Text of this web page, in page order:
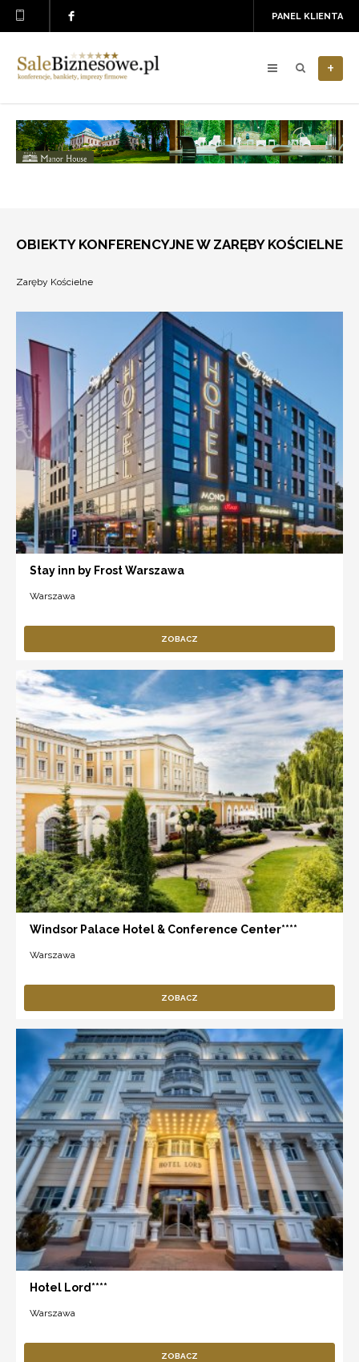
PANEL KLIENTA
+
OBIEKTY KONFERENCYJNE W ZARĘBY KOŚCIELNE
Zaręby Kościelne
Stay inn by Frost Warszawa
Warszawa
ZOBACZ
Windsor Palace Hotel & Conference Center****
Warszawa
ZOBACZ
Hotel Lord****
Warszawa
ZOBACZ